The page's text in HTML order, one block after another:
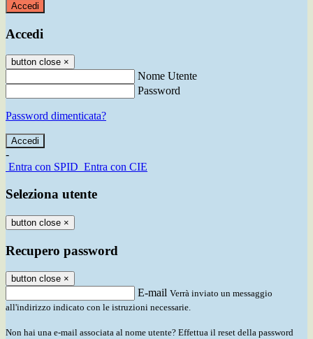
Accedi
Accedi
button close ×
Nome Utente
Password
Password dimenticata?
-
Entra con SPID Entra con CIE
Seleziona utente
button close ×
Recupero password
button close ×
E-mail Verrà inviato un messaggio
all'indirizzo indicato con le istruzioni necessarie.
Non hai una e-mail associata al nome utente? Effettua il reset della password